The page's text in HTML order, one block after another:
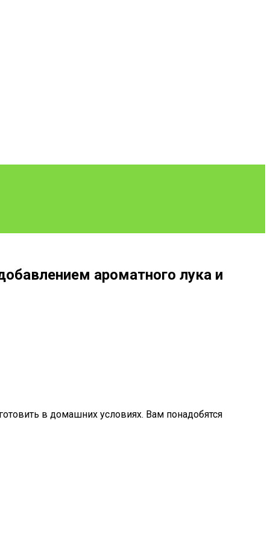
ароматного лука и
в домашних условиях. Вам понадобятся